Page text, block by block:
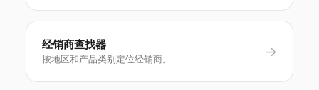
经销商查找器
按地区和产品类别定位经销商。
→